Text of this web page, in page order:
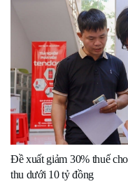
Đề xuất giảm 30% thuế
thu dưới 10 tỷ đồng